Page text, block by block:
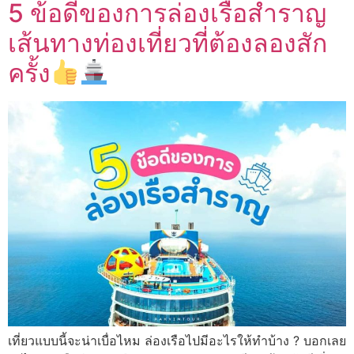
5 ข้อดีของการล่องเรือสำราญ
เส้นทางท่องเที่ยวที่ต้องลองสัก
ครั้ง
เที่ยวแบบนี้จะน่าเบื่อไหม ล่องเรือไปมีอะไรให้ทำบ้าง ? บอกเลย